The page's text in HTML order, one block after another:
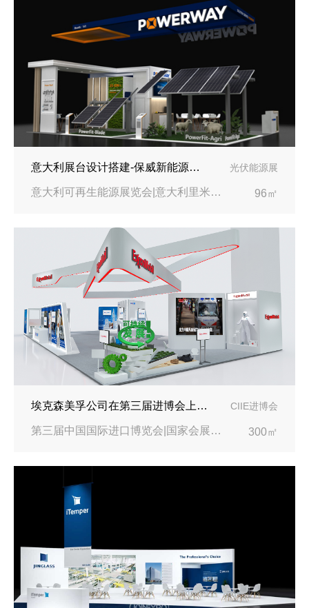
意大利展台设计搭建-保威新能源在意大利里米尼会展中心推出最新产品-中励展览设计策划公司 光伏能源展
意大利可再生能源展览会|意大利里米尼会展中心 96㎡
埃克森美孚公司在第三届进博会上展示非凡的展台搭建设计 CIIE进博会
第三届中国国际进口博览会|国家会展中心 300㎡